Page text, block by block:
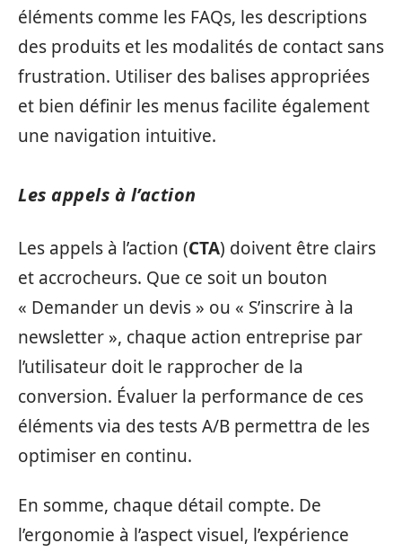
éléments comme les FAQs, les descriptions
des produits et les modalités de contact sans
frustration. Utiliser des balises appropriées
et bien définir les menus facilite également
une navigation intuitive.
Les appels à l’action
Les appels à l’action (CTA) doivent être clairs
et accrocheurs. Que ce soit un bouton
« Demander un devis » ou « S’inscrire à la
newsletter », chaque action entreprise par
l’utilisateur doit le rapprocher de la
conversion. Évaluer la performance de ces
éléments via des tests A/B permettra de les
optimiser en continu.
En somme, chaque détail compte. De
l’ergonomie à l’aspect visuel, l’expérience